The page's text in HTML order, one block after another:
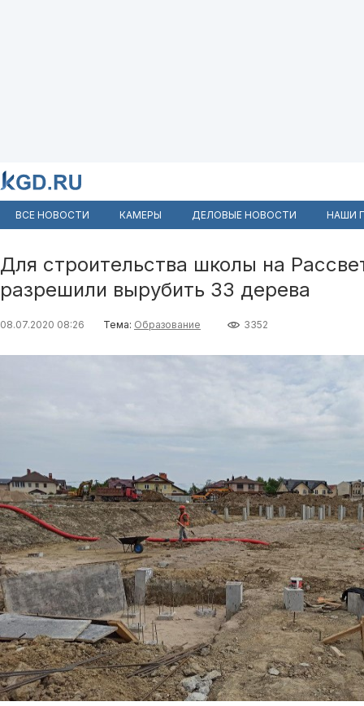
ВСЕ НОВОСТИ КАМЕРЫ ДЕЛОВЫЕ НОВОСТИ НАШИ
Для строительства школы на
разрешили вырубить 33 дерева
08.07.2020 08:26 Тема: Образование 3352